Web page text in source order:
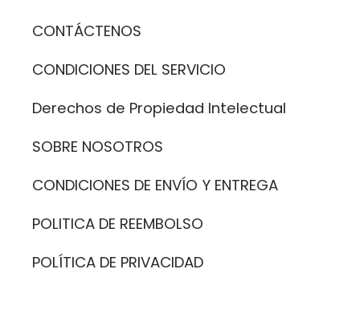
CONTÁCTENOS
CONDICIONES DEL SERVICIO
Derechos de Propiedad Intelectual
SOBRE NOSOTROS
CONDICIONES DE ENVÍO Y ENTREGA
POLITICA DE REEMBOLSO
POLÍTICA DE PRIVACIDAD